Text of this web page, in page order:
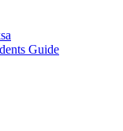
Guide